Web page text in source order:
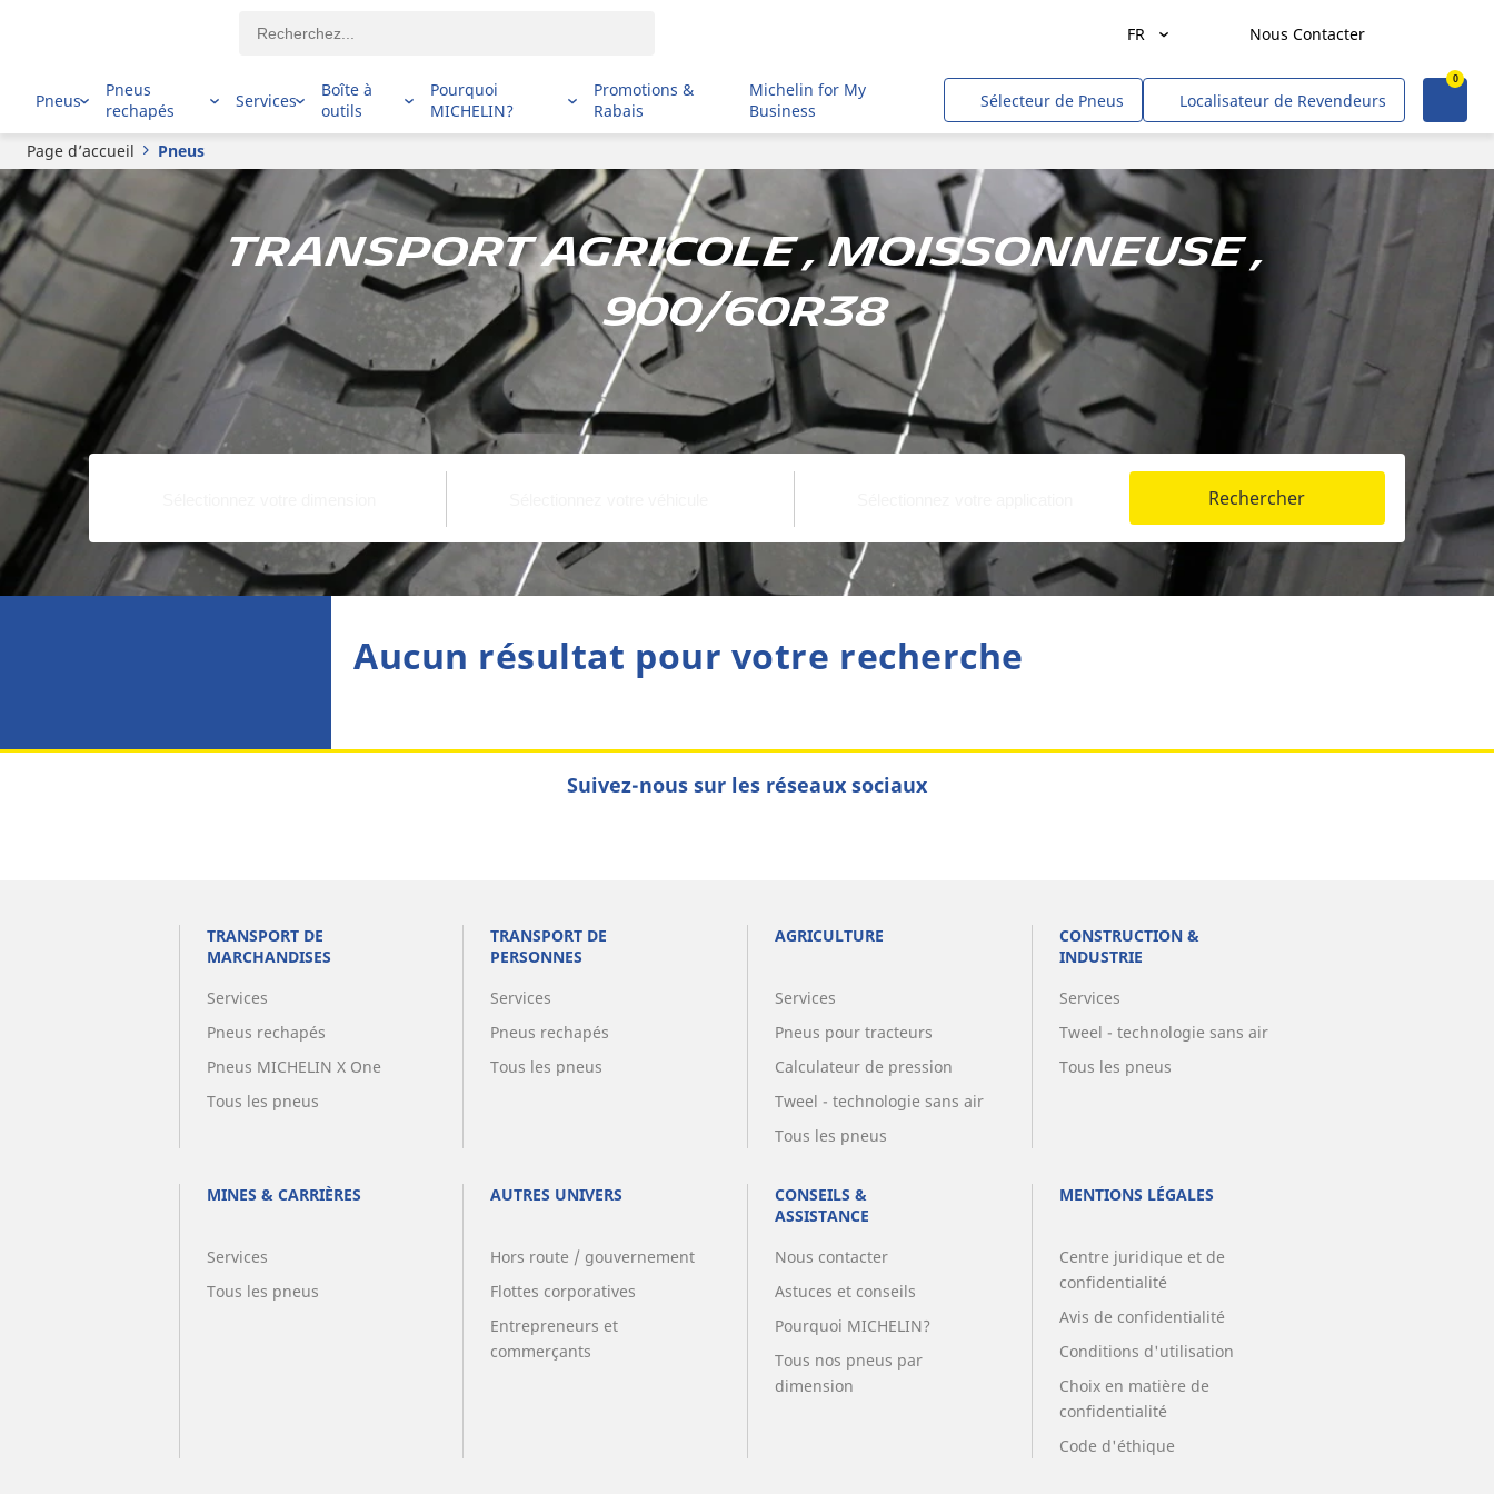
FR Nous Contacter
Transport de marchandises
Transport de personnes
Mines et carrières
Construction & industrie
Entrepreneurs & commerçants
Hors route/gouvernement
Voitures, VUS
0
Pneus
Pneus
rechapés
Services
Boîte à
outils
Pourquoi
MICHELIN?
Promotions &
Rabais
Michelin for My
Business
Sélecteur de Pneus Localisateur de Revendeurs
Page d’accueil Pneus
Transport agricole , Moissonneuse ,
900/60R38
Rechercher
Aucun résultat pour votre recherche
Suivez-nous sur les réseaux sociaux
TRANSPORT DE
MARCHANDISES
Services
Pneus rechapés
Pneus MICHELIN X One
Tous les pneus
TRANSPORT DE
PERSONNES
Services
Pneus rechapés
Tous les pneus
AGRICULTURE
Services
Pneus pour tracteurs
Calculateur de pression
Tweel - technologie sans air
Tous les pneus
CONSTRUCTION &
INDUSTRIE
Services
Tweel - technologie sans air
Tous les pneus
MINES & CARRIÈRES
Services
Tous les pneus
AUTRES UNIVERS
Hors route / gouvernement
Flottes corporatives
Entrepreneurs et
commerçants
CONSEILS &
ASSISTANCE
Nous contacter
Astuces et conseils
Pourquoi MICHELIN?
Tous nos pneus par
dimension
MENTIONS LÉGALES
Centre juridique et de
confidentialité
Avis de confidentialité
Conditions d'utilisation
Choix en matière de
confidentialité
Code d'éthique